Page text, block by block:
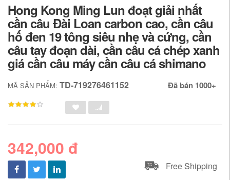
Hong Kong Ming Lun đoạt giải nhất
cần câu Đài Loan carbon cao, cần câu
hố đen 19 tông siêu nhẹ và cứng, cần
câu tay đoạn dài, cần câu cá chép xanh
giá cần câu máy cần câu cá shimano
MÃ SẢN PHẨM: TD-719276461152 Đã bán 1000+
342,000 đ
Free Shipping